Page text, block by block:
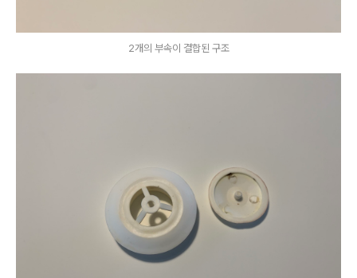
2개의 부속이 결합된 구조